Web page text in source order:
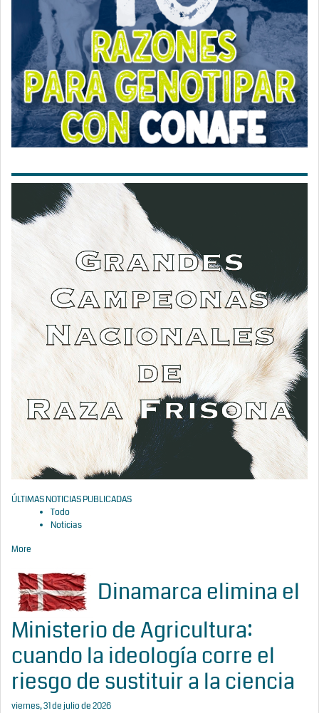
ÚLTIMAS NOTICIAS PUBLICADAS
Todo
Noticias
More
Dinamarca elimina el
Ministerio de Agricultura:
cuando la ideología corre el
riesgo de sustituir a la ciencia
viernes, 31 de julio de 2026